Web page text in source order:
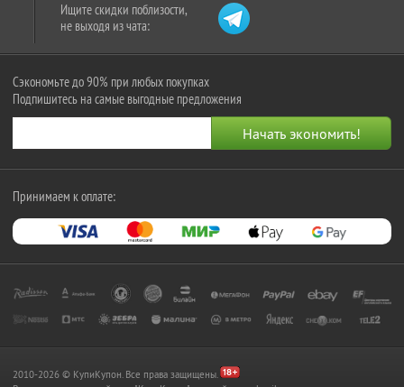
Ищите скидки поблизости,
не выходя из чата:
Сэкономьте до 90% при любых покупках
Подпишитесь на самые выгодные предложения
Принимаем к оплате:
2010-2026 © КупиКупон. Все права защищены.